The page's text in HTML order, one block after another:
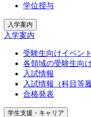
学位授与
入学案内
入学案内
受験生向けイベント
各領域の受験生向
入試情報
入試情報（科目等
合格発表
学生支援・キャリア